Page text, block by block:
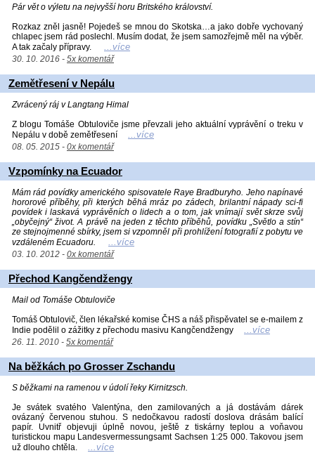
Pár vět o výletu na nejvyšší horu Britského království.
Rozkaz zněl jasně! Pojedeš se mnou do Skotska…a jako dobře vychovaný
chlapec jsem rád poslechl. Musím dodat, že jsem samozřejmě měl na výběr.
A tak začaly přípravy.
...více
30. 10. 2016 - 5x komentář
Zemětřesení v Nepálu
Zvrácený ráj v Langtang Himal
Z blogu Tomáše Obtuloviče jsme převzali jeho aktuální vyprávění o treku v
Nepálu v době zemětřesení
...více
08. 05. 2015 - 0x komentář
Vzpomínky na Ecuador
Mám rád povídky amerického spisovatele Raye Bradburyho. Jeho napínavé
hororové příběhy, při kterých běhá mráz po zádech, brilantní nápady sci-fi
povídek i laskavá vyprávěních o lidech a o tom, jak vnímají svět skrze svůj
„obyčejný“ život. A právě na jeden z těchto příběhů, povídku „Světlo a stín“
ze stejnojmenné sbírky, jsem si vzpomněl při prohlížení fotografií z pobytu ve
vzdáleném Ecuadoru.
...více
03. 10. 2012 - 0x komentář
Přechod Kangčendžengy
Mail od Tomáše Obtuloviče
Tomáš Obtulovič, člen lékařské komise ČHS a náš přispěvatel se e-mailem z
Indie podělil o zážitky z přechodu masivu Kangčendžengy
...více
26. 11. 2010 - 5x komentář
Na běžkách po Grosser Zschandu
S běžkami na ramenou v údolí řeky Kirnitzsch.
Je svátek svatého Valentýna, den zamilovaných a já dostávám dárek
ovázaný červenou stuhou. S nedočkavou radostí doslova drásám balící
papír. Uvnitř objevuji úplně novou, ještě z tiskárny teplou a voňavou
turistickou mapu Landesvermessungsamt Sachsen 1:25 000. Takovou jsem
už dlouho chtěla.
...více